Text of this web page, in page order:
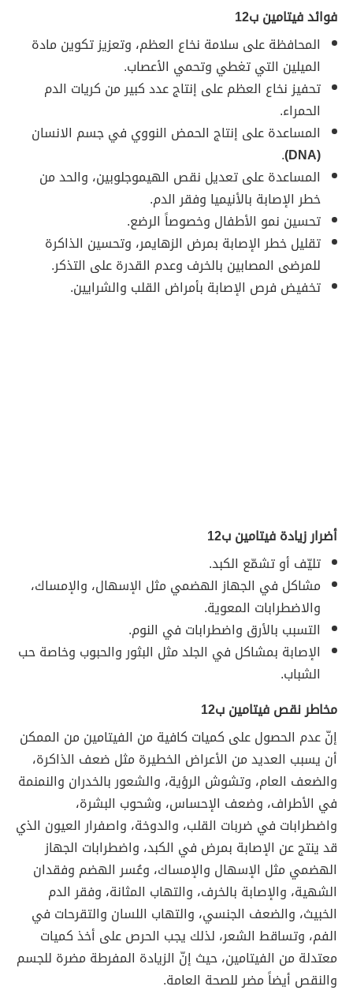
فوائد فيتامين ب12
المحافظة على سلامة نخاع العظم، وتعزيز تكوين مادة
الميلين التي تغطي وتحمي الأعصاب.
تحفيز نخاع العظم على إنتاج عدد كبير من كريات الدم
الحمراء.
المساعدة على إنتاج الحمض النووي في جسم الانسان
(DNA)
.
المساعدة على تعديل نقص الهيموجلوبين، والحد من
خطر الإصابة بالأنيميا وفقر الدم.
تحسين نمو الأطفال وخصوصاً الرضع.
تقليل خطر الإصابة بمرض الزهايمر، وتحسين الذاكرة
للمرضى المصابين بالخرف وعدم القدرة على التذكر.
تخفيض فرص الإصابة بأمراض القلب والشرايين.
أضرار زيادة فيتامين ب12
تليّف أو تشمّع الكبد.
مشاكل في الجهاز الهضمي مثل الإسهال، والإمساك،
والاضطرابات المعوية.
التسبب بالأرق واضطرابات في النوم.
الإصابة بمشاكل في الجلد مثل البثور والحبوب وخاصة حب
الشباب.
مخاطر نقص فيتامين ب12
إنّ عدم الحصول على كميات كافية من الفيتامين من الممكن
أن يسبب العديد من الأعراض الخطيرة مثل ضعف الذاكرة،
والضعف العام، وتشوش الرؤية، والشعور بالخدران والنمنمة
في الأطراف، وضعف الإحساس، وشحوب البشرة،
واضطرابات في ضربات القلب، والدوخة، واصفرار العيون الذي
قد ينتج عن الإصابة بمرض في الكبد، واضطرابات الجهاز
الهضمي مثل الإسهال والإمساك، وعُسر الهضم وفقدان
الشهية، والإصابة بالخرف، والتهاب المثانة، وفقر الدم
الخبيث، والضعف الجنسي، والتهاب اللسان والتقرحات في
الفم، وتساقط الشعر، لذلك يجب الحرص على أخذ كميات
معتدلة من الفيتامين، حيث إنّ الزيادة المفرطة مضرة للجسم
والنقص أيضاً مضر للصحة العامة.